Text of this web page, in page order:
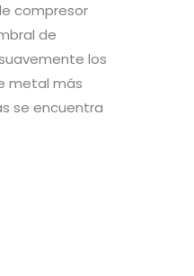
compresor
de
los
metal más
se encuentra